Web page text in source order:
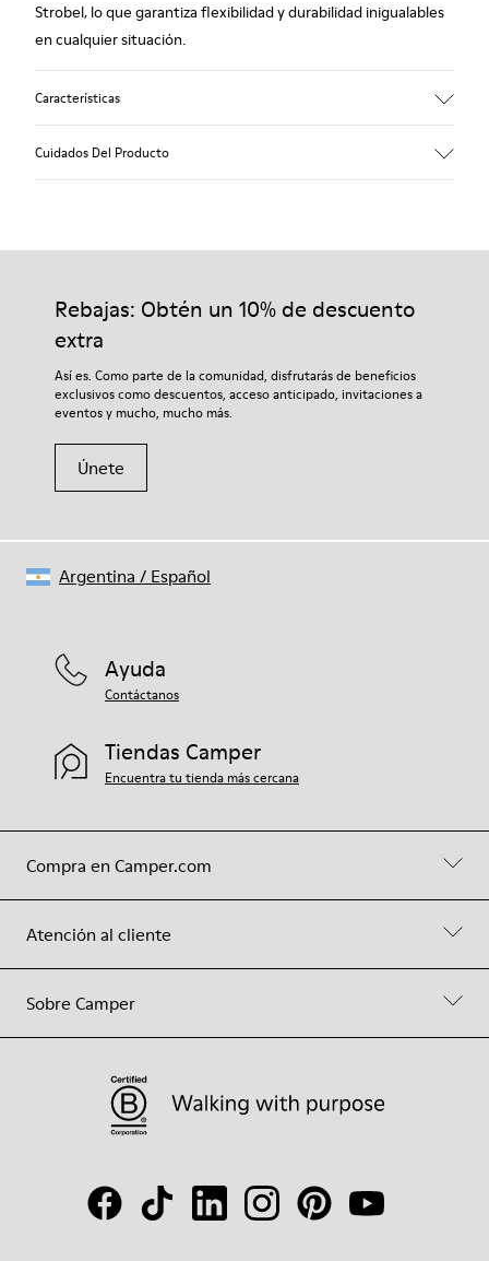
Strobel, lo que garantiza flexibilidad y durabilidad inigualables
en cualquier situación.
Características
Cordones
Plantilla
Forro
48% poliéster reciclado 30% piel 12% acabado de piel de ante
Cuidados Del Producto
Nuestros zapatos se han fabricado con materiales de primera
adecuados para el cuidado del calzado los protegerá y
garantizará que duren más tiempo.
Si deseas obtener información detallada sobre cómo cuidar de
tu par, visita nuestraGuía para el cuidado del calzado.
Rebajas: Obtén un 10% de descuento
extra
Así es. Como parte de la comunidad, disfrutarás de beneficios
exclusivos como descuentos, acceso anticipado, invitaciones a
eventos y mucho, mucho más.
Únete
Compra en Camper.com
Atención al cliente
Sobre Camper
Ayuda
Contáctanos
Tiendas Camper
Encuentra tu tienda más cercana
Argentina / Español